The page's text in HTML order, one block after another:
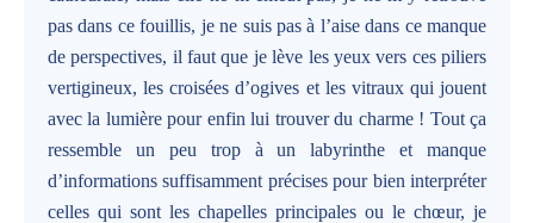
pas dans ce fouillis, je ne suis pas à l’aise dans ce manque
de perspectives, il faut que je lève les yeux vers ces piliers
vertigineux, les croisées d’ogives et les vitraux qui jouent
avec la lumière pour enfin lui trouver du charme ! Tout ça
ressemble un peu trop à un labyrinthe et manque
d’informations suffisamment précises pour bien interpréter
celles qui sont les chapelles principales ou le chœur, je